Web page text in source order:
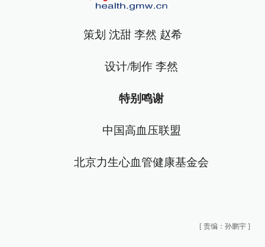
策划 沈甜 李然 赵希
设计/制作 李然
特别鸣谢
中国高血压联盟
北京力生心血管健康基金会
[ 责编：孙鹏宇 ]